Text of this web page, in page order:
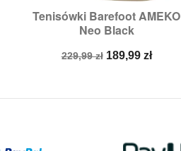
Tenisówki Barefoot AMEKO
Neo Black
Cena
229,99 zł Cena
189,99 zł
Szybki podgląd
Rozmiary:31